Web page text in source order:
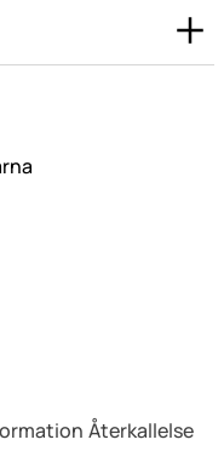
Återkallelse